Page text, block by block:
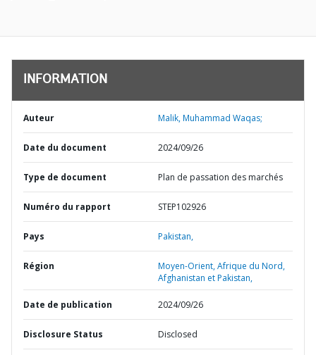
INFORMATION
Auteur Malik, Muhammad Waqas;
Date du document 2024/09/26
Type de document Plan de passation des marchés
Numéro du rapport STEP102926
Pays Pakistan,
Région
Moyen-Orient, Afrique du Nord,
Afghanistan et Pakistan,
Date de publication 2024/09/26
Disclosure Status Disclosed